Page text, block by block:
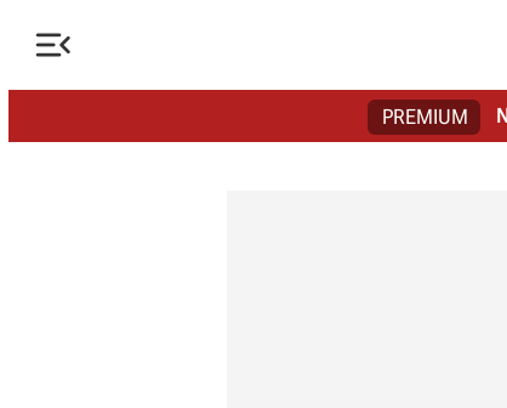

PREMIUM